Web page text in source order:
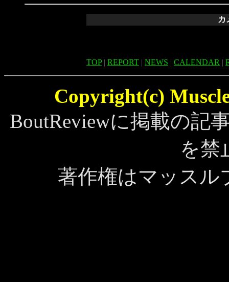
カ
TOP| REPORT | NEWS | CALENDAR |
Copyright(c)
BoutReviewに掲載の記
を禁
著作権はマッスル